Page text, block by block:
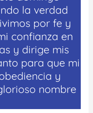
la verdad
por fe y
confianza en
y dirige mis
para que mi
y
nombre